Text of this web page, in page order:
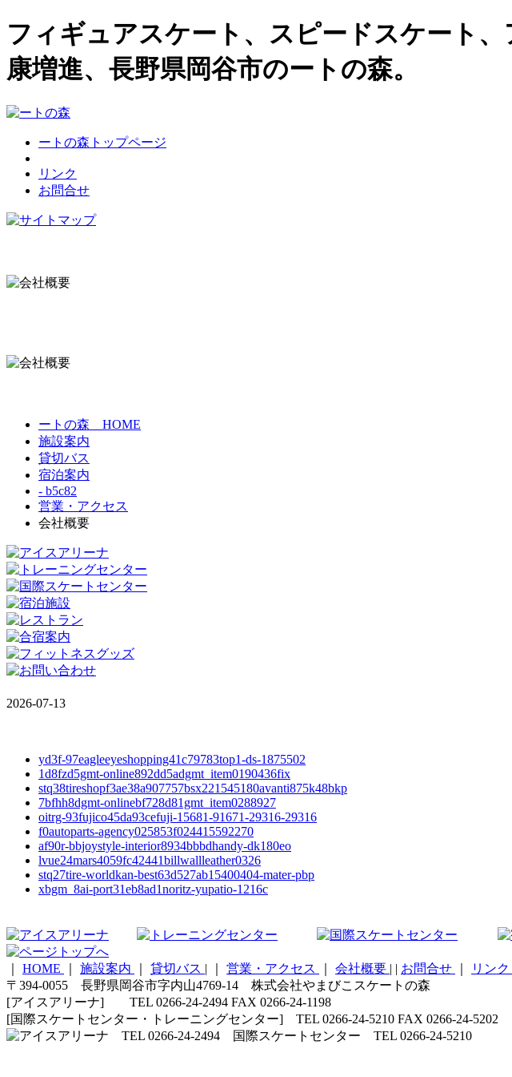
フィギュアスケート、スピードスケート
康増進、長野県岡谷市のートの森。
ートの森トップページ
リンク
お問合せ
ートの森 HOME
施設案内
貸切バス
宿泊案内
- b5c82
営業・アクセス
会社概要
2026-07-13
yd3f-97eagleeyeshopping41c79783top1-ds-1875502
1d8fzd5gmt-online892dd5adgmt_item0190436fix
stq38tireshopf3ae38a907757bsx221545180avanti875k48bkp
7bfhh8dgmt-onlinebf728d81gmt_item0288927
oitrg-93fujico45da93cefuji-15681-91671-29316-29316
f0autoparts-agency025853f024415592270
af90r-bbjoystyle-interior8934bbbdhandy-dk180eo
lvue24mars4059fc42441billwallleather0326
stq27tire-worldkan-best63d527ab15400404-mater-pbp
xbgm_8ai-port31eb8ad1noritz-yupatio-1216c
HOME 施設案内 貸切バス | 営業・アクセス 会社概要 | | お問合せ リンク
〒394-0055 長野県岡谷市字内山4769-14 株式会社やまびこスケートの森
[アイスアリーナ] TEL 0266-24-2494 FAX 0266-24-1198
[国際スケートセンター・トレーニングセンター] TEL 0266-24-5210 FAX 0266-24-5202